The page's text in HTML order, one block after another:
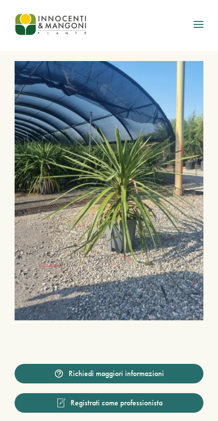
Skip to main content
Richiedi maggiori informazioni
Registrati come professionista